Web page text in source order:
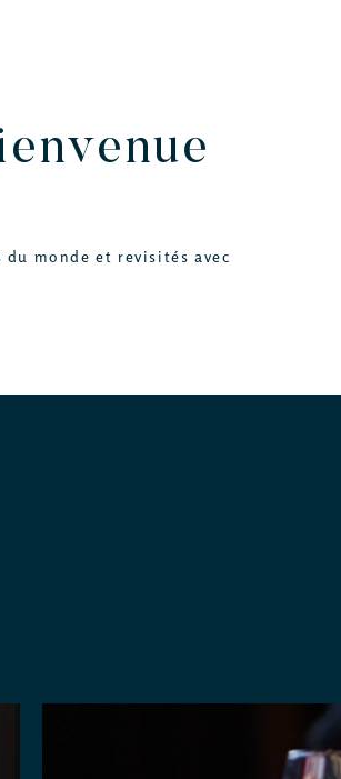
monde et revisités avec